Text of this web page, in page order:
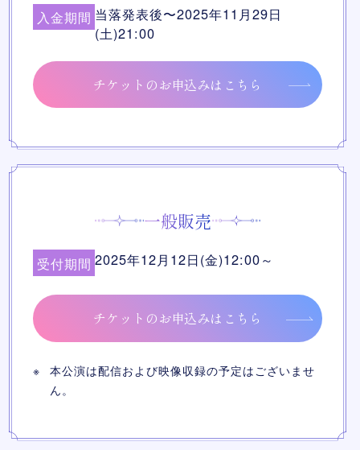
入金期間 当落発表後〜2025年11月29日
(土)21:00
チケットのお申込みはこちら
一般販売
受付期間 2025年12月12日(金)12:00～
チケットのお申込みはこちら
本公演は配信および映像収録の予定はございませ
ん。